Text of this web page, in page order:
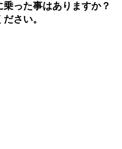
った事はありますか？
さい。